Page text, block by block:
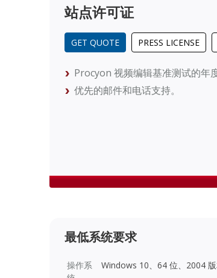
站点许可证
GET QUOTE PRESS LICENSE
Procyon 视频编辑基准测试的年
优先的邮件和电话支持。
最低系统要求
操作系
Windows 10、64 位、2004